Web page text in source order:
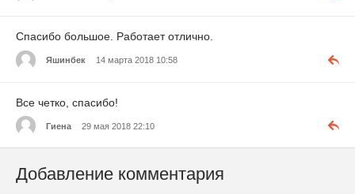
Спасибо большое. Работает отлично.
Яшинбек 14 марта 2018 10:58
Все четко, спасибо!
Гиена 29 мая 2018 22:10
Добавление комментария